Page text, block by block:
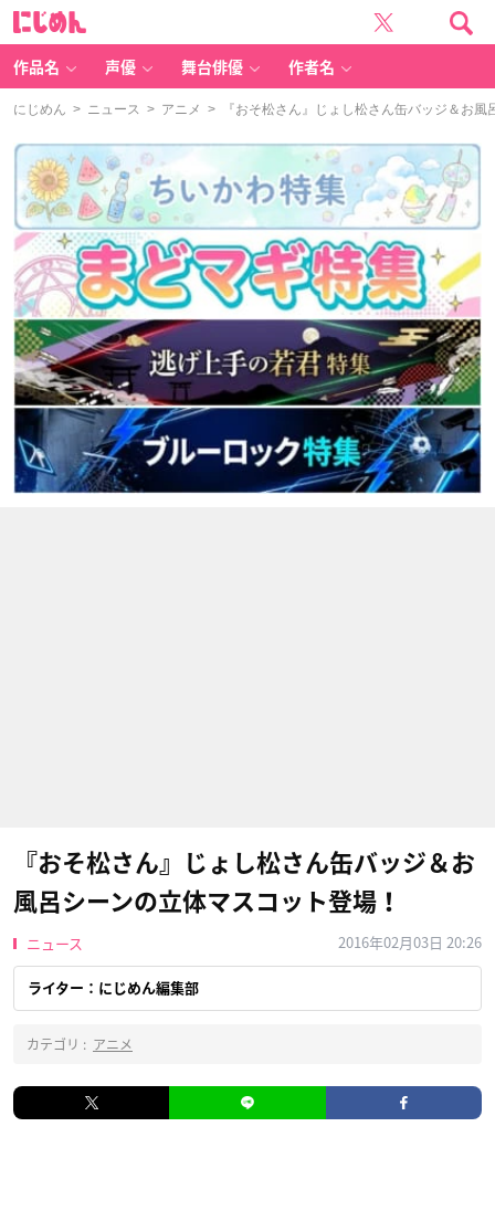
作品名 声優 舞台俳優 作者名
にじめん > ニュース > アニメ > 『おそ松さん』じょし松さん缶バッジ＆お風
『おそ松さん』じょし松さん缶バッジ＆お
風呂シーンの立体マスコット登場！
ニュース 2016年02月03日 20:26
ライター：にじめん編集部
カテゴリ : アニメ